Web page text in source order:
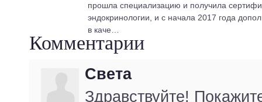
прошла специализацию и получила
эндокринологии, и с начала 2017 года
в каче…
Комментарии
Света
Здравствуйте!